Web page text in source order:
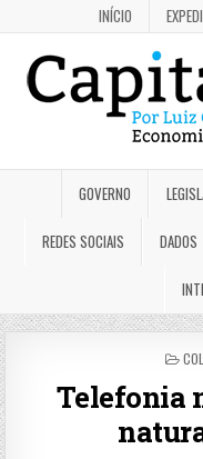
INÍCIO
GOVERNO
REDES SOCIAIS DADOS
Telefonia